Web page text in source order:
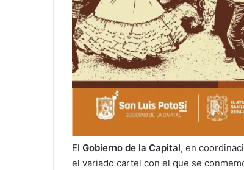
El Gobierno de la Capital, en
el variado cartel con el que se